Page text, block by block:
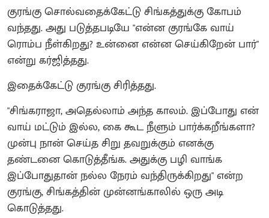
குரங்கு சொல்வதைக்கேட்டு சிங்கத்துக்கு கோபம்
வந்தது. அது படுத்தபடியே "என்ன குரங்கே வாய்
ரொம்ப நீள்கிறது? உன்னை என்ன செய்கிறேன் பார்"
என்று கர்ஜித்தது.
இதைக்கேட்டு குரங்கு சிரித்தது.
"சிங்கராஜா, அதெல்லாம் அந்த காலம். இப்போது என்
வாய் மட்டும் இல்ல, கை கூட நீளும் பார்க்கறீங்களா?
முன்பு நான் செய்த சிறு தவறுக்கும் எனக்கு
தண்டனை கொடுத்தீங்க. அதுக்கு பழி வாங்க
இப்போதுதான் நல்ல நேரம் வந்திருக்கிறது" என்ற
குரங்கு, சிங்கத்தின் முன்னங்காலில் ஒரு அடி
கொடுத்தது.